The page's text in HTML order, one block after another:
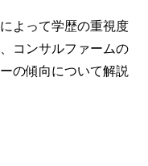
よって学歴の重視度
コンサルファームの
の傾向について解説